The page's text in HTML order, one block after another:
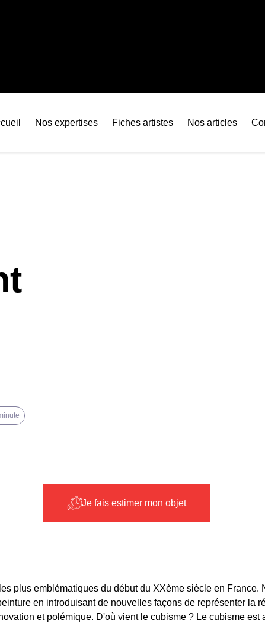
Nos expertises Fiches artistes Nos articles
Je fais estimer mon objet
plus emblématiques du début du XXème siècle en
en introduisant de nouvelles façons de représenter la
et polémique. D'où vient le cubisme ? Le cubisme